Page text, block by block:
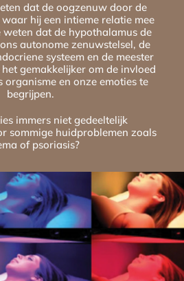
dat de oogzenuw door de
hij een intieme relatie mee
dat de hypothalamus de
autonome zenuwstelsel, de
systeem en de meester
gemakkelijker om de invloed
organisme en onze emoties te
begrijpen.
immers niet gedeeltelijk
sommige huidproblemen zoals
of psoriasis?